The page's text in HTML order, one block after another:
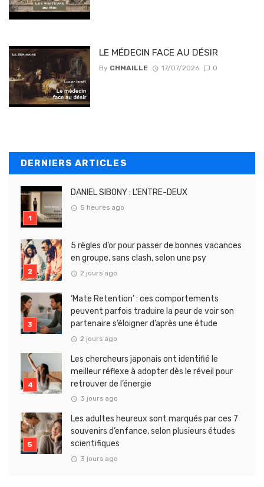
LE MÉDECIN FACE AU DÉSIR
By CHMAILLE 17/07/2026 0
DERNIERS ARTICLES
DANIEL SIBONY : L’ENTRE-DEUX
5 heures ago
5 règles d’or pour passer de bonnes vacances
en groupe, sans clash, selon une psy
2 jours ago
‘Mate Retention’ : ces comportements
peuvent parfois traduire la peur de voir son
partenaire s’éloigner d’après une étude
2 jours ago
Les chercheurs japonais ont identifié le
meilleur réflexe à adopter dès le réveil pour
retrouver de l’énergie
3 jours ago
Les adultes heureux sont marqués par ces 7
souvenirs d’enfance, selon plusieurs études
scientifiques
3 jours ago